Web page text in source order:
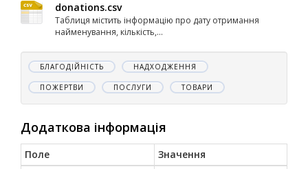
donations.csv
Таблиця містить інформацію про дату отримання
найменування, кількість,...
БЛАГОДІЙНІСТЬ НАДХОДЖЕННЯ
ПОЖЕРТВИ ПОСЛУГИ ТОВАРИ
Додаткова інформація
Поле
Значення